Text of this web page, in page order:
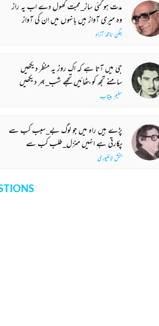
مدت ہو گئی ساز_محبت کھول دے اب یہ راز
وہ میری آواز ہیں بانہوں میں ان کی آواز
جگن ناتھ آزاد
جی میں آتا ہے کہ اک روز یہ منظر دیکھیں
سامنے تجھ کو بٹھائیں تجھے شب_بھر دیکھیں
سلیم بیتاب
پڑے ہیں راہ میں جو لوگ بے_سبب کب سے
پکارتی ہے انہیں منزل_طلب کب سے
بخش لائلپوری